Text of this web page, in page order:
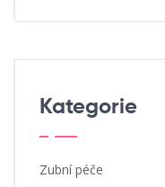
Kategorie
Zubní péče